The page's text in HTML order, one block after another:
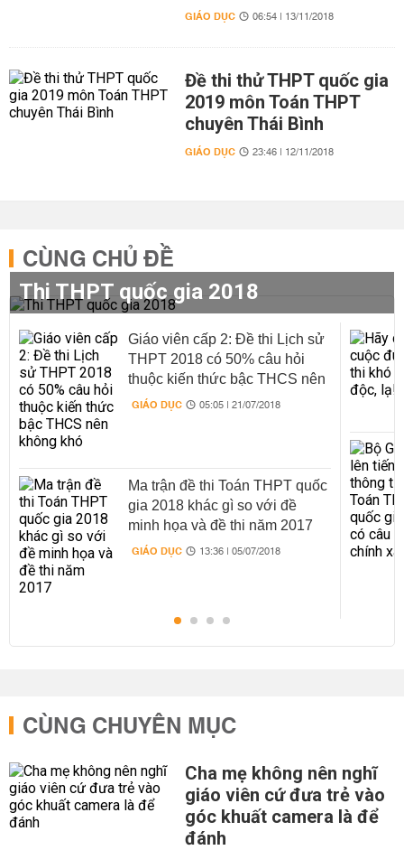
GIÁO DỤC 06:54 | 13/11/2018
Đề thi thử THPT quốc gia
2019 môn Toán THPT
chuyên Thái Bình
GIÁO DỤC 23:46 | 12/11/2018
CÙNG CHỦ ĐỀ
Thi THPT quốc gia 2018
Giáo viên cấp 2: Đề thi Lịch sử
THPT 2018 có 50% câu hỏi
thuộc kiến thức bậc THCS nên
không khó
GIÁO DỤC 05:05 | 21/07/2018
Ma trận đề thi Toán THPT quốc
gia 2018 khác gì so với đề
minh họa và đề thi năm 2017
GIÁO DỤC 13:36 | 05/07/2018
CÙNG CHUYÊN MỤC
Cha mẹ không nên nghĩ
giáo viên cứ đưa trẻ vào
góc khuất camera là để
đánh